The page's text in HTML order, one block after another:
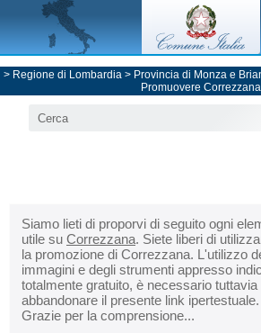
> Regione di Lombardia> Provincia di Monza e
Promuovere Correzzana
Siamo lieti di proporvi di seguito ogni
utile su Correzzana. Siete liberi di
la promozione di Correzzana. L'utilizzo
immagini e degli strumenti appresso
totalmente gratuito, è necessario tuttavia
abbandonare il presente link ipertestuale.
Grazie per la comprensione...